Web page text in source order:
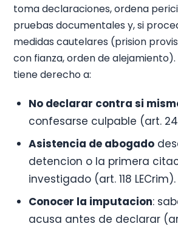
toma declaraciones, ordena
pruebas documentales y, si
medidas cautelares (prision
con fianza, orden de alejamiento).
tiene derecho a:
No declarar contra si
confesarse culpable (art.
Asistencia de abogado
detencion o la primera
investigado (art. 118 LECrim).
Conocer la imputacion:
acusa antes de declarar